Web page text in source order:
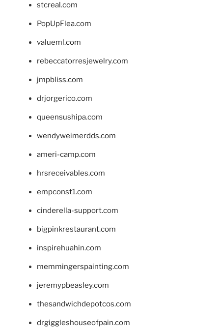
stcreal.com
PopUpFlea.com
valueml.com
rebeccatorresjewelry.com
jmpbliss.com
drjorgerico.com
queensushipa.com
wendyweimerdds.com
ameri-camp.com
hrsreceivables.com
empconst1.com
cinderella-support.com
bigpinkrestaurant.com
inspirehuahin.com
memmingerspainting.com
jeremypbeasley.com
thesandwichdepotcos.com
drgiggleshouseofpain.com